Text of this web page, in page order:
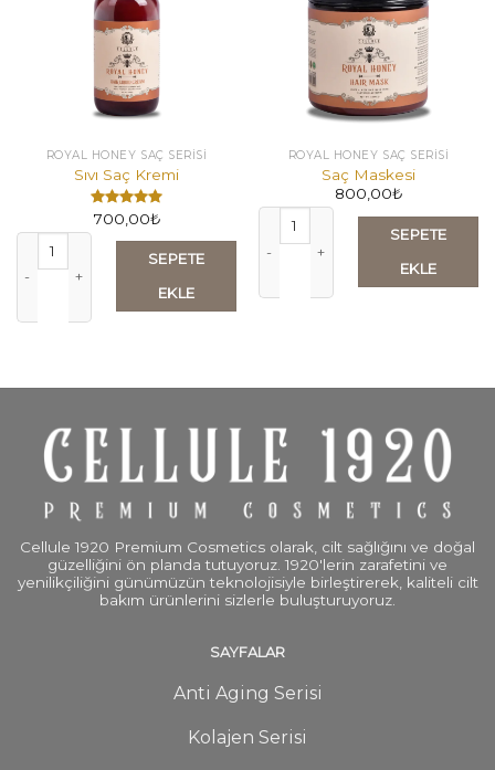
ROYAL HONEY SAÇ SERİSİ
Sıvı Saç Kremi
5
üzerinden
700,00₺
Sıvı Saç Kremi adet
SEPETE
EKLE
ROYAL HONEY SAÇ SERİSİ
Saç Maskesi
800,00₺
Saç Maskesi adet
SEPETE
EKLE
Cellule 1920 Premium Cosmetics olarak, cilt sağlığını ve doğal
güzelliğini ön planda tutuyoruz. 1920'lerin zarafetini ve
yenilikçiliğini günümüzün teknolojisiyle birleştirerek, kaliteli cilt
bakım ürünlerini sizlerle buluşturuyoruz.
SAYFALAR
Anti Aging Serisi
Kolajen Serisi